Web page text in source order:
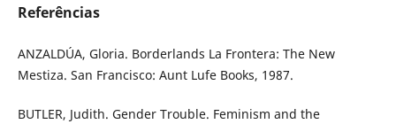
Referências
ANZALDÚA, Gloria. Borderlands La Frontera: The New
Mestiza. San Francisco: Aunt Lufe Books, 1987.
BUTLER, Judith. Gender Trouble. Feminism and the